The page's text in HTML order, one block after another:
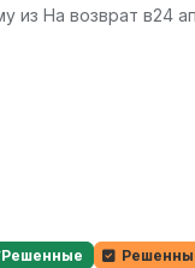
из На возврат в24
Решенные